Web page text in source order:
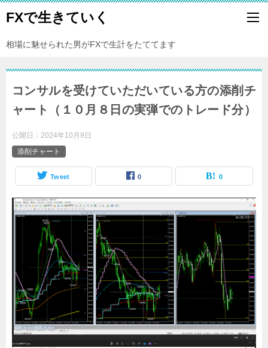
FXで生きていく
相場に魅せられた男がFXで生計をたててます
コンサルを受けていただいている方の添削チ
ャート（１０月８日の実弾でのトレード分）
公開日： 2024年10月9日
添削チャート
Tweet 0 0